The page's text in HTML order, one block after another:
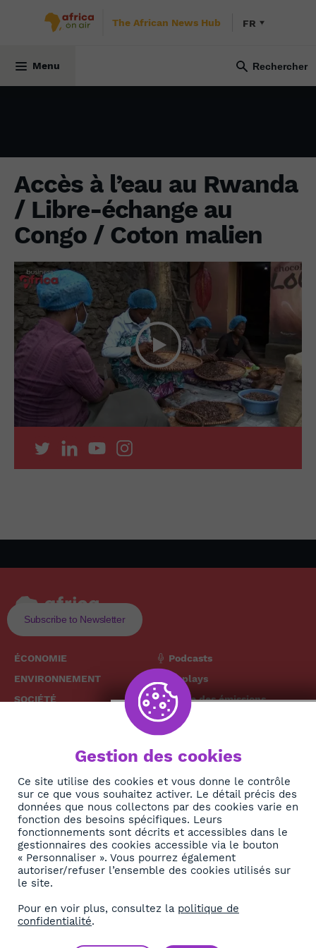
The African News Hub FR
Menu
Accès à l’eau au Rwanda
/ Libre-échange au
Congo / Coton malien
Subscribe to Newsletter
ÉCONOMIE
ENVIRONNEMENT
SOCIÉTÉ
DIASPORA
REJOIGNEZ-NOUS
Podcasts
Replays
Grille des émissions
À propos
The African
News Hub
NEWSLETTER
S'abonner
Gestion des cookies
Ce site utilise des cookies et vous donne le contrôle
sur ce que vous souhaitez activer. Le détail précis des
données que nous collectons par des cookies varie en
fonction des besoins spécifiques. Leurs
fonctionnements sont décrits et accessibles dans le
gestionnaires des cookies accessible via le bouton
« Personnaliser ». Vous pourrez également
autoriser/refuser l’ensemble des cookies utilisés sur
le site.
Pour en voir plus, consultez la politique de
confidentialité.